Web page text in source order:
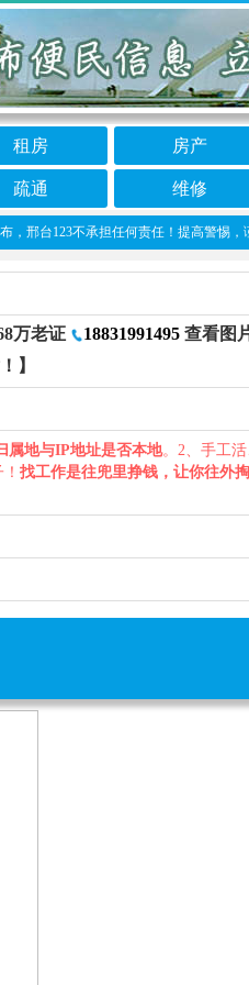
租房 房产
疏通 维修
台123不承担任何责任！提高警惕，谨
万老证 18831991495 查看图
】
属地与IP地址是否本地。2、手工
找工作是往兜里挣钱，让你往外